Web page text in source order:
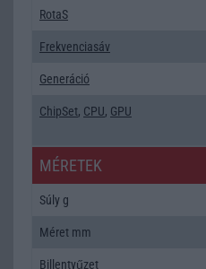
RotaS
Frekvenciasáv
Generáció
ChipSet, CPU, GPU
MÉRETEK
Súly g
Méret mm
Billentyűzet